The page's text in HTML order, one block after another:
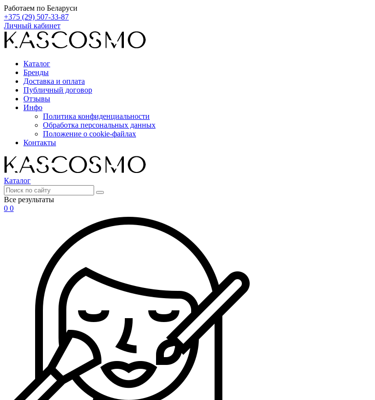
Работаем по Беларуси
+375 (29) 507-33-87
Личный кабинет
Каталог
Бренды
Доставка и оплата
Публичный договор
Отзывы
Инфо
Политика конфиденциальности
Обработка персональных данных
Положение о cookie-файлах
Контакты
Каталог
Все результаты
0 0